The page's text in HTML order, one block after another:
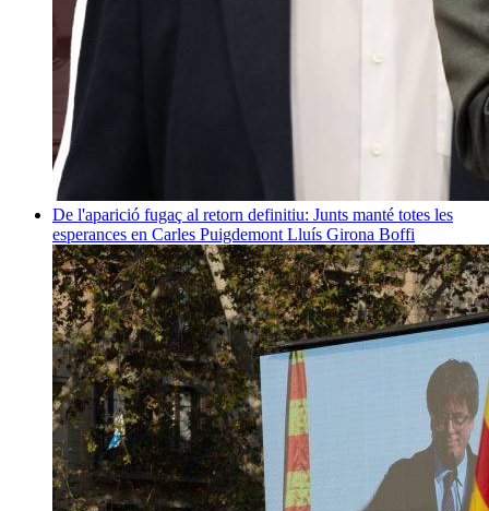
De l'aparició fugaç al retorn definitiu: Junts manté totes les
esperances en Carles Puigdemont Lluís Girona Boffi